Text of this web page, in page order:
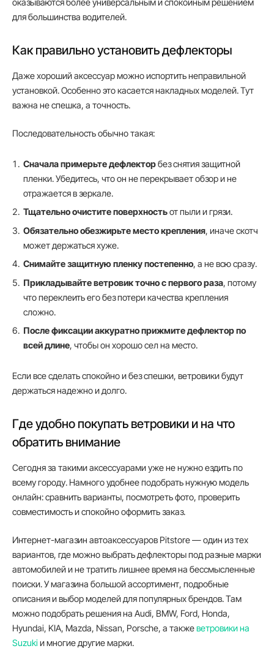
для большинства водителей.
Как правильно установить дефлекторы
Даже хороший аксессуар можно испортить неправильной
установкой. Особенно это касается накладных моделей. Тут
важна не спешка, а точность.
Последовательность обычно такая:
Сначала примерьте дефлекторбез снятия защитной
пленки. Убедитесь, что он не перекрывает обзор и не
отражается в зеркале.
Тщательно очистите поверхностьот пыли и грязи.
Обязательно обезжирьте место крепления, иначе скотч
может держаться хуже.
Снимайте защитную пленку постепенно, а не всю сразу.
Прикладывайте ветровик точно с первого раза, потому
что переклеить его без потери качества крепления
сложно.
После фиксации аккуратно прижмите дефлектор по
всей длине, чтобы он хорошо сел на место.
Если все сделать спокойно и без спешки, ветровики будут
держаться надежно и долго.
Где удобно покупать ветровики и на что
обратить внимание
Сегодня за такими аксессуарами уже не нужно ездить по
всему городу. Намного удобнее подобрать нужную модель
онлайн: сравнить варианты, посмотреть фото, проверить
совместимость и спокойно оформить заказ.
Интернет-магазин автоаксессуаров Pitstore — один из тех
вариантов, где можно выбрать дефлекторы под разные марки
автомобилей и не тратить лишнее время на бессмысленные
поиски. У магазина большой ассортимент, подробные
описания и выбор моделей для популярных брендов. Там
можно подобрать решения на Audi, BMW, Ford, Honda,
Hyundai, KIA, Mazda, Nissan, Porsche, а такжеветровики на
Suzukiи многие другие марки.